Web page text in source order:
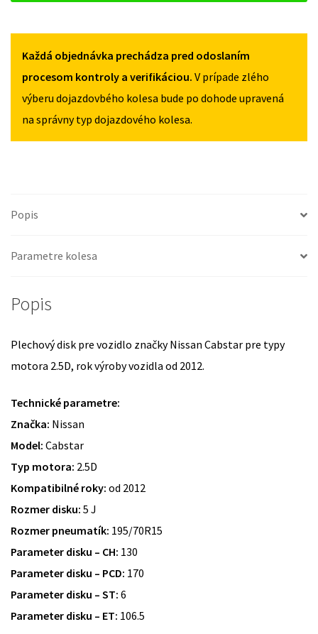
PRE
OD
2012
Každá objednávka prechádza pred odoslaním
procesom kontroly a verifikáciou. V prípade zlého
výberu dojazdovbého kolesa bude po dohode upravená
na správny typ dojazdového kolesa.
Popis
Parametre kolesa
Popis
Plechový disk pre vozidlo značky Nissan Cabstar pre typy
motora 2.5D, rok výroby vozidla od 2012.
Technické parametre:
Značka: Nissan
Model: Cabstar
Typ motora: 2.5D
Kompatibilné roky: od 2012
Rozmer disku: 5 J
Rozmer pneumatík: 195/70R15
Parameter disku – CH: 130
Parameter disku – PCD: 170
Parameter disku – ST: 6
Parameter disku – ET: 106.5